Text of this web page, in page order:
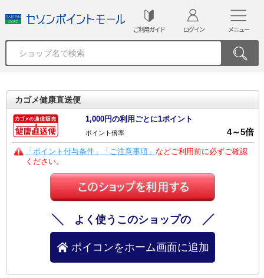
ご利用ガイド ログイン メニュー
カゴメ健康直送便
1,000円の利用ごとに1ポイント
ポイント倍率 4～5倍
「ポイント付与条件」「ご注意事項」 などご利用前に必ずご確認
ください。
よく使うこのショップの
ポイコンをホーム画面に追加